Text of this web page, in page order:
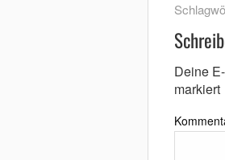
Deine
markiert